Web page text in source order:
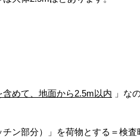
含めて、地面から2.5m以内 」な
ン部分）」を荷物とする＝検査